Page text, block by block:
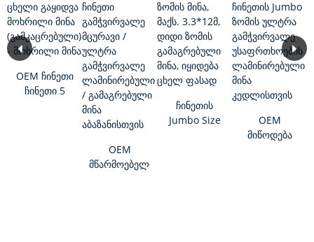
OEM ჩინეთი
ჩინეთი 5
OEM
მწარმოებელი
ჩინეთის
Jumbo Size
OEM
მიწოდება